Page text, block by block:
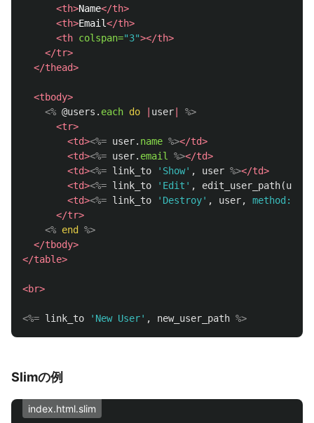
<th>Name</th>
<th>Email</th>
<th colspan="3"></th>
</tr>
</thead>
<tbody>
<% @users . each do user
%>
<tr>
<td><%= user. name %></td>
<td><%= user. email %></td>
<td><%= link_to 'Show' , user %></td>
<td><%= link_to 'Edit' , edit_user_path(user
<td><%= link_to 'Destroy' , user,
method:
</tr>
<% end
%>
</tbody>
</table>
<br>
<%= link_to 'New User' , new_user_path %>
Slimの例
index.html.slim